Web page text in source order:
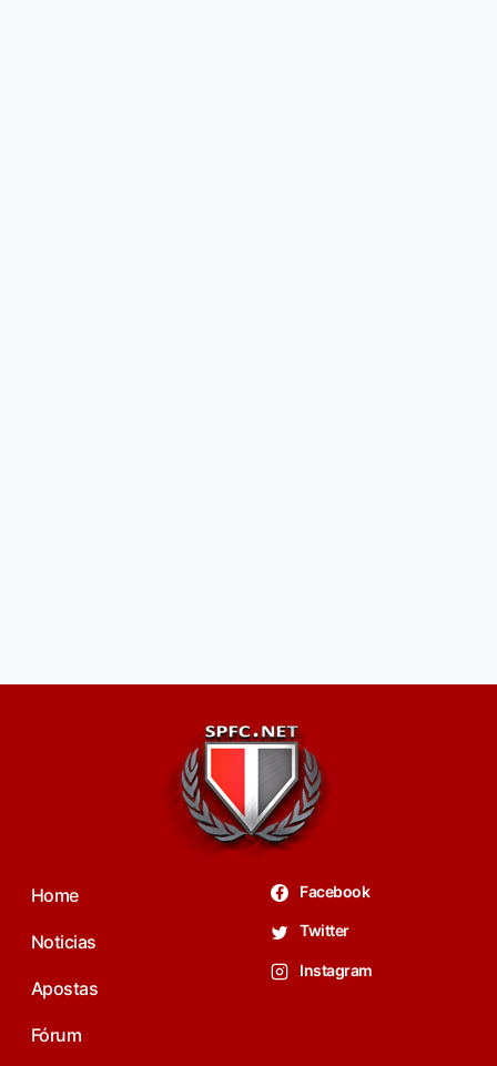
Home
Noticias
Apostas
Fórum
Facebook
Twitter
Instagram